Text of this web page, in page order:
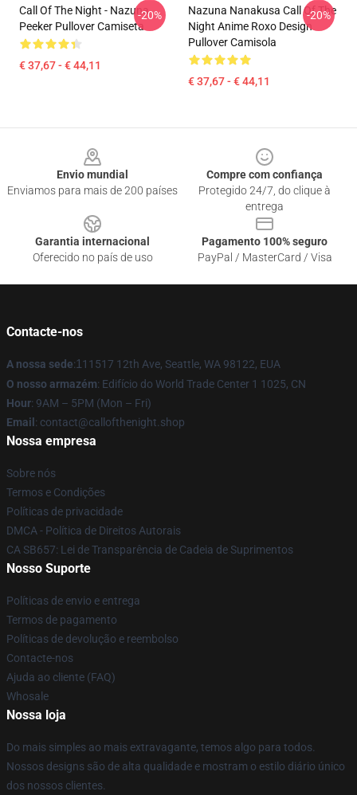
Call Of The Night - Nazuna
Peeker Pullover Camiseta
€ 37,67 - € 44,11
-20%
Nazuna Nanakusa Call Of The
Night Anime Roxo Design
Pullover Camisola
€ 37,67 - € 44,11
-20%
Envio mundial
Enviamos para mais de 200 países
Compre com confiança
Protegido 24/7, do clique à
entrega
Garantia internacional
Oferecido no país de uso
Pagamento 100% seguro
PayPal / MasterCard / Visa
Contacte-nos
A nossa sede:1 11517 12th Ave, Seattle, WA 98122, EUA
O nosso armazém: Edifício do World Trade Center 1 1025, CN
Hour: 9AM – 5PM (Mon – Fri)
Email : contact@callofthenight.shop
Nossa empresa
Sobre nós
Termos e Condições
Políticas de privacidade
DMCA - Política de Direitos Autorais
CA SB657: Lei de Transparência de Cadeia de Suprimentos
Nosso Suporte
Políticas de envio e entrega
Termos de pagamento
Políticas de devolução e reembolso
Contacte-nos
Ajuda ao cliente (FAQ)
Whosale
Nossa loja
Do mais simples ao mais extravagante, temos algo para todos.
Nossos designs são de alta qualidade e mostram o estilo diário único
dos nossos clientes.